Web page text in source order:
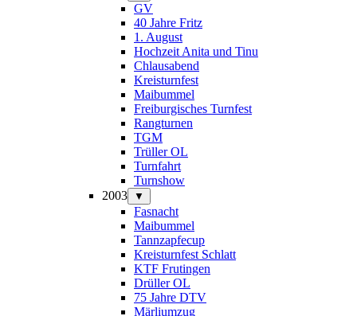
GV
40 Jahre Fritz
1. August
Hochzeit Anita und Tinu
Chlausabend
Kreisturnfest
Maibummel
Freiburgisches Turnfest
Rangturnen
TGM
Trüller OL
Turnfahrt
Turnshow
2003
▼
Fasnacht
Maibummel
Tannzapfecup
Kreisturnfest Schlatt
KTF Frutingen
Drüller OL
75 Jahre DTV
Märliumzug